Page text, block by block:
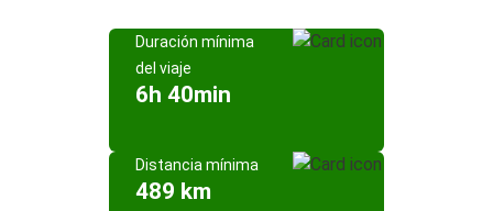
Duración mínima
del viaje
6h 40min
Distancia mínima
489 km